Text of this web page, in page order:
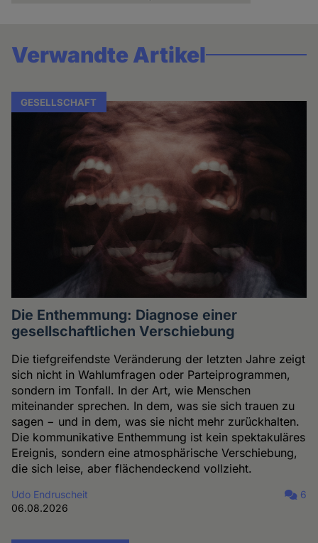
Verwandte Artikel
GESELLSCHAFT
Die Enthemmung: Diagnose einer
gesellschaftlichen Verschiebung
Die tiefgreifendste Veränderung der letzten Jahre zeigt
sich nicht in Wahlumfragen oder Parteiprogrammen,
sondern im Tonfall. In der Art, wie Menschen
miteinander sprechen. In dem, was sie sich trauen zu
sagen − und in dem, was sie nicht mehr zurückhalten.
Die kommunikative Enthemmung ist kein spektakuläres
Ereignis, sondern eine atmosphärische Verschiebung,
die sich leise, aber flächendeckend vollzieht.
Udo Endruscheit
06.08.2026
6